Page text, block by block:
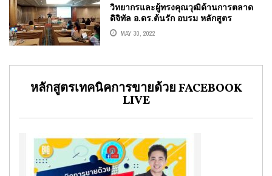
วิทยากรและผู้ทรงคุณวุฒิด้านการตลาด
ดิจิทัล อ.ดร.ต้นรัก อบรม หลักสูตร
“เทคนิคปิดการขายด้วย LINE OA ธุรกิจ
ประกันชีวิต” โตเกียวมารีน ประกันชีวิต
MAY 30, 2022
หลักสูตรเทคนิคการขายด้วย FACEBOOK
LIVE